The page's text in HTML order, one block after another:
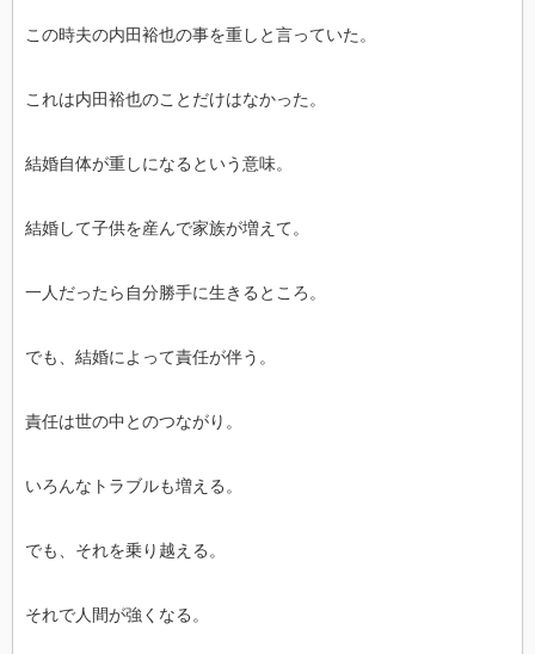
この時夫の内田裕也の事を重しと言っていた。
これは内田裕也のことだけはなかった。
結婚自体が重しになるという意味。
結婚して子供を産んで家族が増えて。
一人だったら自分勝手に生きるところ。
でも、結婚によって責任が伴う。
責任は世の中とのつながり。
いろんなトラブルも増える。
でも、それを乗り越える。
それで人間が強くなる。